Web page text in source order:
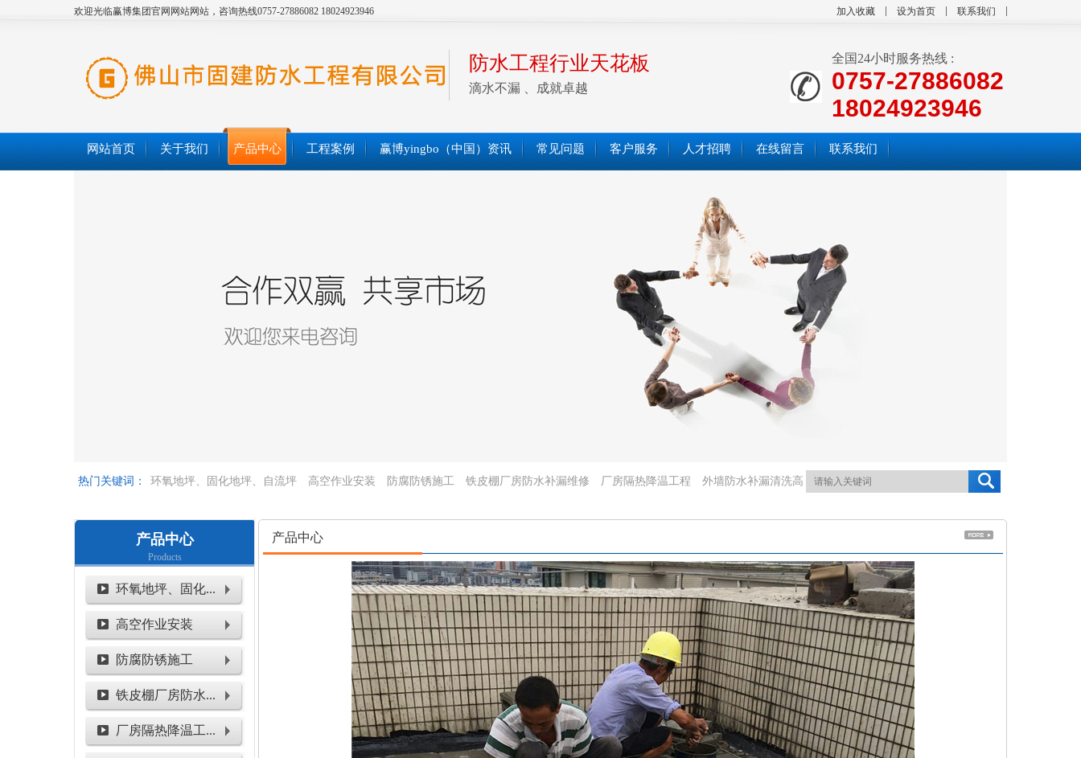
加入收藏 设为首页 联系我们
欢迎光临赢博集团官网网站网站，咨询热线0757-27886082 18024923946
防水工程行业天花板
滴水不漏 、成就卓越
全国24小时服务热线 :
0757-27886082
18024923946
网站首页 关于我们 产品中心 工程案例 赢博yingbo（中国）资讯 常见问题 客户服务 人才招聘 在线留言 联系我们
热门关键词： 环氧地坪、固化地坪、自流坪 高空作业安装 防腐防锈施工 铁皮棚厂房防水补漏维修 厂房隔热降温工程 外墙防水补漏清洗高
空作业
产品中心
Products
环氧地坪、固化...
高空作业安装
防腐防锈施工
铁皮棚厂房防水...
厂房隔热降温工...
产品中心